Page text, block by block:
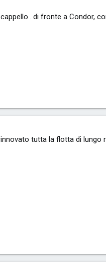
di fronte a Condor,
tutta la flotta di lungo